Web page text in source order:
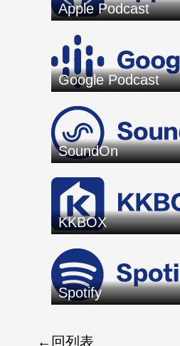
Apple Podcast
Google Podcast
SoundOn
KKBOX
Spotify
回列表